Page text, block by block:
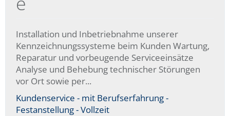
Installation und Inbetriebnahme unserer
Kennzeichnungssysteme beim Kunden Wartung,
Reparatur und vorbeugende Serviceeinsätze
Analyse und Behebung technischer Störungen
vor Ort sowie per...
Kundenservice - mit Berufserfahrung -
Festanstellung - Vollzeit